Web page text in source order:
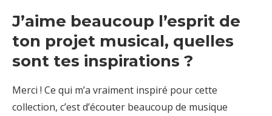
J’aime beaucoup l’esprit de
ton projet musical, quelles
sont tes inspirations ?
Merci ! Ce qui m’a vraiment inspiré pour cette
collection, c’est d’écouter beaucoup de musique